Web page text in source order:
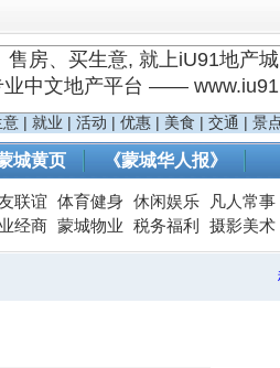
售房、买生意, 就上iU91地产城
业中文地产平台 ——
意 | 就业 | 活动 | 优惠 | 美食 | 交通 | 景
城黄页 《蒙城华人报》
联谊 体育健身 休闲娱乐 凡人常事
经商 蒙城物业 税务福利 摄影美术